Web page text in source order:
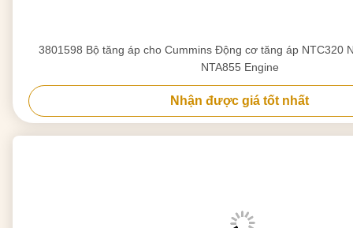
3801598 Bộ tăng áp cho Cummins Động cơ tăng áp NTC320
NTA855 Engine
Nhận được giá tốt nhất